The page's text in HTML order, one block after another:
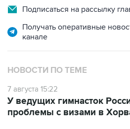
Подписаться на рассылку
Получать оперативные
канале
НОВОСТИ ПО ТЕМЕ
7 августа 15:22
У ведущих гимнасток
проблемы с визами в